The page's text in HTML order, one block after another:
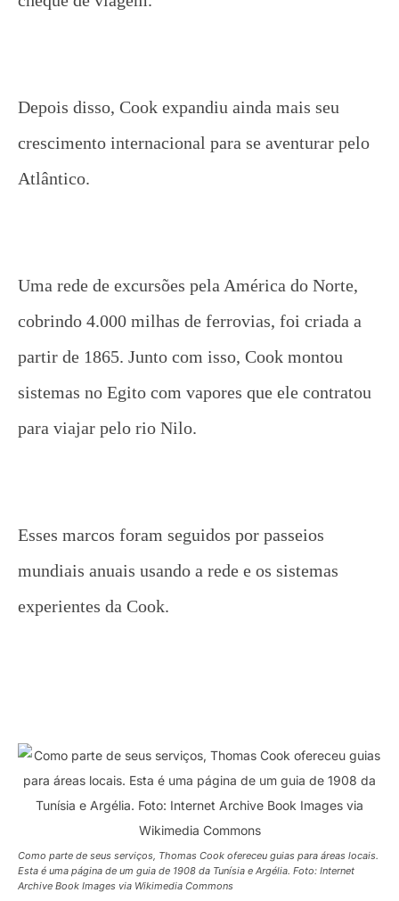
Depois disso, Cook expandiu ainda mais seu
crescimento internacional para se aventurar pelo
Atlântico.
Uma rede de excursões pela América do Norte,
cobrindo 4.000 milhas de ferrovias, foi criada a
partir de 1865. Junto com isso, Cook montou
sistemas no Egito com vapores que ele contratou
para viajar pelo rio Nilo.
Esses marcos foram seguidos por passeios
mundiais anuais usando a rede e os sistemas
experientes da Cook.
Como parte de seus serviços, Thomas Cook ofereceu guias para áreas locais.
Esta é uma página de um guia de 1908 da Tunísia e Argélia. Foto: Internet
Archive Book Images via Wikimedia Commons